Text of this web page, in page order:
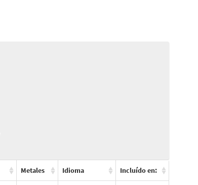
Metales Idioma Incluído en: